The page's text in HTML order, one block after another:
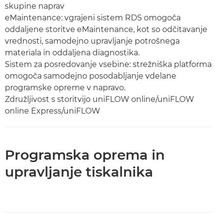
skupine naprav
eMaintenance: vgrajeni sistem RDS omogoča
oddaljene storitve eMaintenance, kot so odčitavanje
vrednosti, samodejno upravljanje potrošnega
materiala in oddaljena diagnostika.
Sistem za posredovanje vsebine: strežniška platforma
omogoča samodejno posodabljanje vdelane
programske opreme v napravo.
Združljivost s storitvijo uniFLOW online/uniFLOW
online Express/uniFLOW
Programska oprema in
upravljanje tiskalnika